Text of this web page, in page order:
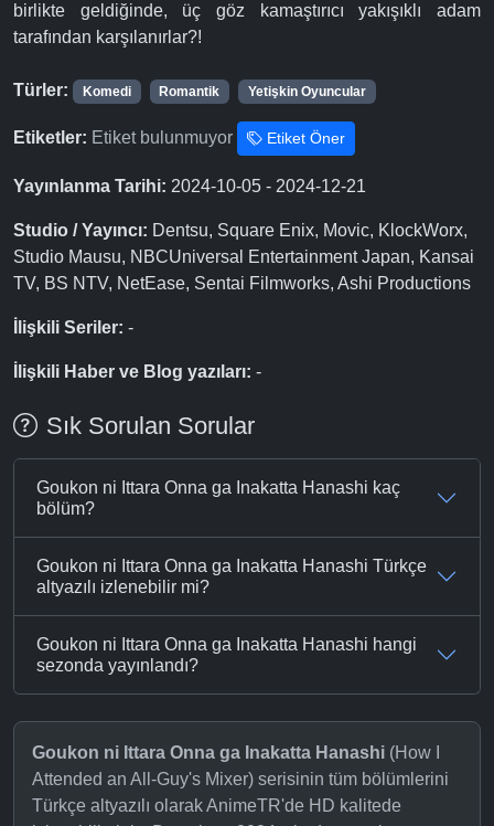
birlikte geldiğinde, üç göz kamaştırıcı yakışıklı adam
tarafından karşılanırlar?!
Türler: Komedi Romantik Yetişkin Oyuncular
Etiketler: Etiket bulunmuyor Etiket Öner
Yayınlanma Tarihi: 2024-10-05 - 2024-12-21
Studio / Yayıncı: Dentsu, Square Enix, Movic, KlockWorx,
Studio Mausu, NBCUniversal Entertainment Japan, Kansai
TV, BS NTV, NetEase, Sentai Filmworks, Ashi Productions
İlişkili Seriler: -
İlişkili Haber ve Blog yazıları: -
Sık Sorulan Sorular
Goukon ni Ittara Onna ga Inakatta Hanashi kaç
bölüm?
Goukon ni Ittara Onna ga Inakatta Hanashi Türkçe
altyazılı izlenebilir mi?
Goukon ni Ittara Onna ga Inakatta Hanashi hangi
sezonda yayınlandı?
Goukon ni Ittara Onna ga Inakatta Hanashi (How I
Attended an All-Guy's Mixer) serisinin tüm bölümlerini
Türkçe altyazılı olarak AnimeTR'de HD kalitede